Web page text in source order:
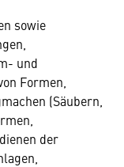
sowie
und
Formen,
(Säubern,
der